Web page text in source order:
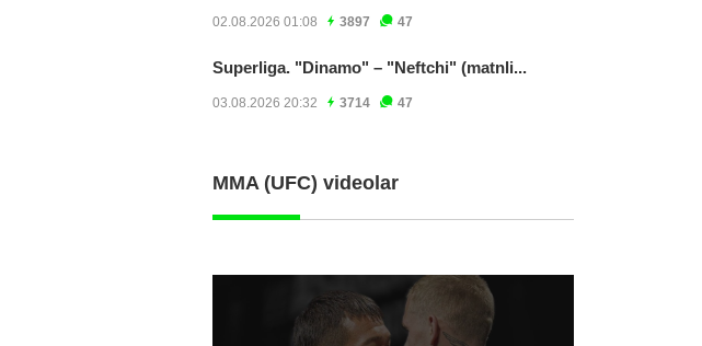
02.08.2026 01:08 3897 47
Superliga. "Dinamo" – "Neftchi" (matnli...
03.08.2026 20:32 3714 47
MMA (UFC) videolar